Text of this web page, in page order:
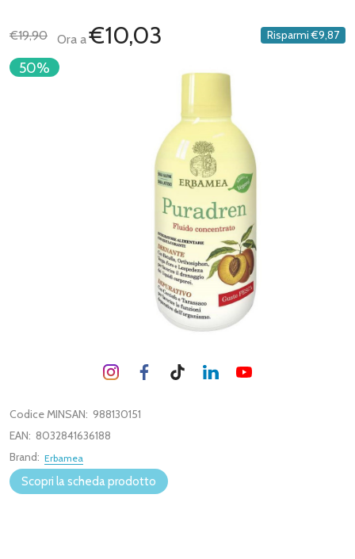
€19,90 Ora a€10,03 Risparmi €9,87
50%
Codice MINSAN: 988130151
EAN: 8032841636188
Brand: Erbamea
Scopri la scheda prodotto